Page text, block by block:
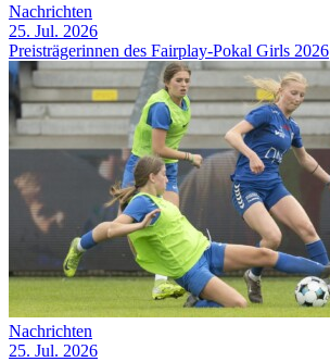
Nachrichten
25. Jul. 2026
Preisträgerinnen des Fairplay-Pokal Girls 2026
Nachrichten
25. Jul. 2026